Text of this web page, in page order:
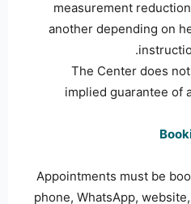
measurement
another depending on
• The Center does
implied guarantee of
• Appointments must be
phone, WhatsApp,